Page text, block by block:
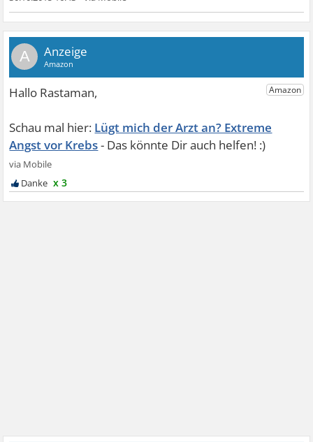
A
Lügt mich der Arzt an? Extreme
Angst vor Krebs
x 3